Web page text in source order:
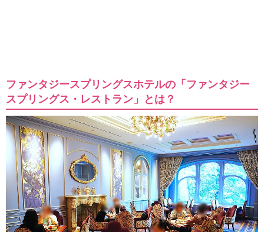
ファンタジースプリングスホテルの「ファンタジー
スプリングス・レストラン」とは？